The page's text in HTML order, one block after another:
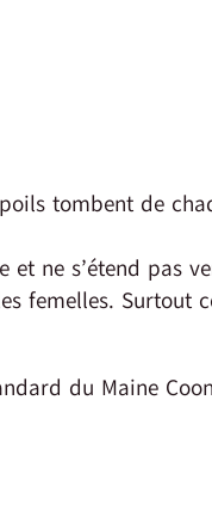
tombent de
ne s’étend pas
femelles. Surtout
du Maine